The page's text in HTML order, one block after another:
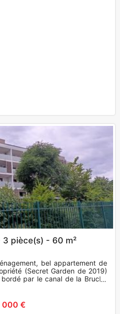
pièce(s) - 60 m²
bel appartement de
(Secret Garden de 2019)
par le canal de la Bruche
000 €